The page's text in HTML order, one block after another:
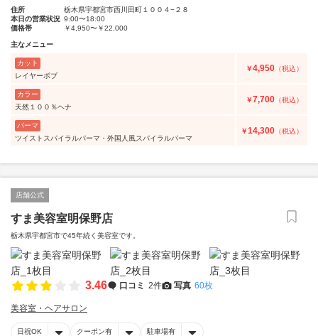
住所
栃木県宇都宮市西川田町１００４−２８
本日の営業状況 9:00〜18:00
価格帯
￥4,950〜￥22,000
主なメニュー
カット
レイヤーボブ
￥4,950 （税込）
カラー
天然１００％ヘナ
￥7,700 （税込）
パーマ
ツイストスパイラルパーマ・外国人風スパイラルパーマ
￥14,300 （税込）
店舗公式
すま美容室明保野店
栃木県宇都宮市で45年続く美容室です。
3.46 口コミ 2件 写真 60枚
美容室・ヘアサロン
日祝OK クーポン有 駐車場有